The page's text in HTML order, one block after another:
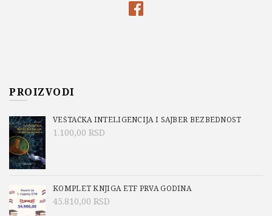
PROIZVODI
VEŠTAČKA INTELIGENCIJA I SAJBER BEZBEDNOST
1.100,00 RSD
KOMPLET KNJIGA ETF PRVA GODINA
45.810,00 RSD